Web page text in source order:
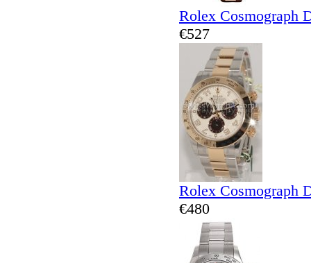
Rolex Cosmograph
€527
Rolex Cosmograph
€480